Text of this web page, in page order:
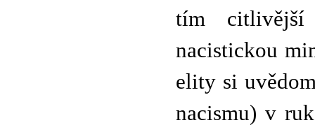
tím citlivější
nacistickou
elity si
nacismu) v